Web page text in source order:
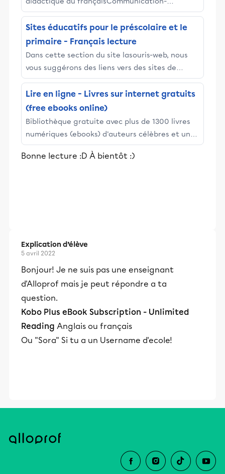
jeunesseConstellations (anciennement Livres
ouverts)Les ateliers d'écriture et de lecture au
primaireMEES Ressources éducatives
numériquesSentiers littéraires pour enfants
Sites éducatifs pour le préscolaire et le
primaire - Français lecture
Dans cette section du site lasouris-web, nous
vous suggérons des liens vers des sites de
lecture (histoires, contes, livres virtuels, etc.) à
lire, à écouter ou à télécharger ainsi que
activités et des jeux pédagogiques autour de la
lecture pour lecteurs débutants, intermédiaires
et avancés (tous les cycles du primaire).
Lire en ligne - Livres sur internet gratuits
(free ebooks online)
Bibliothèque gratuite avec plus de 1300 livres
numériques (ebooks) d'auteurs célèbres et un
espace auteur pour publier gratuitement vos
propres oeuvres en ligne.
Bonne lecture :D À bientôt :)
Explication d’élève
5 avril 2022
Bonjour! Je ne suis pas une enseignant
d'Alloprof mais je peut répondre a ta
question.
Kobo Plus eBook Subscription - Unlimited
Reading Anglais ou français
Ou "Sora" Si tu a un Username d'ecole!